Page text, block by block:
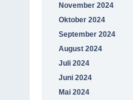
November 2024
Oktober 2024
September 2024
August 2024
Juli 2024
Juni 2024
Mai 2024